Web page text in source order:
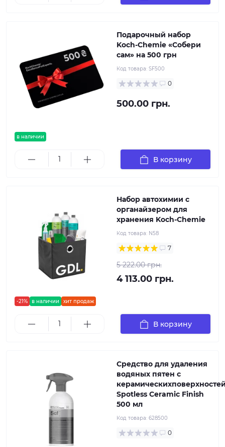
в наличии
Подарочный набор
Koch-Chemie «Собери
сам» на 500 грн
Код товара: SF500
0
500.00 грн.
В корзину
-21% в наличии хит продаж
Набор автохимии с
органайзером для
хранения Koch-Chemie
Код товара: N58
7
5 222.00 грн.
4 113.00 грн.
В корзину
Средство для удаления
водяных пятен с
Spotless Ceramic Finish
500 мл
Код товара: 628500
0